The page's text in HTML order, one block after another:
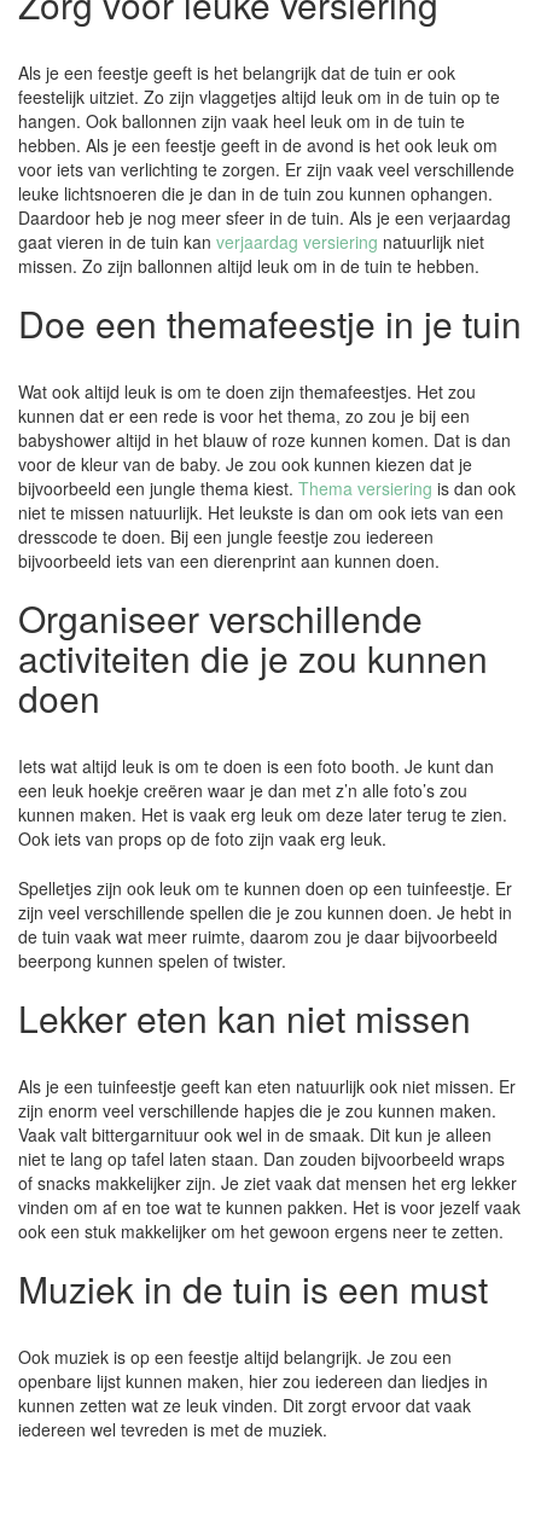
Als je een feestje geeft is het belangrijk dat de tuin er ook
feestelijk uitziet. Zo zijn vlaggetjes altijd leuk om in de tuin op te
hangen. Ook ballonnen zijn vaak heel leuk om in de tuin te
hebben. Als je een feestje geeft in de avond is het ook leuk om
voor iets van verlichting te zorgen. Er zijn vaak veel verschillende
leuke lichtsnoeren die je dan in de tuin zou kunnen ophangen.
Daardoor heb je nog meer sfeer in de tuin. Als je een verjaardag
gaat vieren in de tuin kan verjaardag versiering natuurlijk niet
missen. Zo zijn ballonnen altijd leuk om in de tuin te hebben.
Doe een themafeestje in je tuin
Wat ook altijd leuk is om te doen zijn themafeestjes. Het zou
kunnen dat er een rede is voor het thema, zo zou je bij een
babyshower altijd in het blauw of roze kunnen komen. Dat is dan
voor de kleur van de baby. Je zou ook kunnen kiezen dat je
bijvoorbeeld een jungle thema kiest. Thema versiering is dan ook
niet te missen natuurlijk. Het leukste is dan om ook iets van een
dresscode te doen. Bij een jungle feestje zou iedereen
bijvoorbeeld iets van een dierenprint aan kunnen doen.
Organiseer verschillende
activiteiten die je zou kunnen
doen
Iets wat altijd leuk is om te doen is een foto booth. Je kunt dan
een leuk hoekje creëren waar je dan met z’n alle foto’s zou
kunnen maken. Het is vaak erg leuk om deze later terug te zien.
Ook iets van props op de foto zijn vaak erg leuk.
Spelletjes zijn ook leuk om te kunnen doen op een tuinfeestje. Er
zijn veel verschillende spellen die je zou kunnen doen. Je hebt in
de tuin vaak wat meer ruimte, daarom zou je daar bijvoorbeeld
beerpong kunnen spelen of twister.
Lekker eten kan niet missen
Als je een tuinfeestje geeft kan eten natuurlijk ook niet missen. Er
zijn enorm veel verschillende hapjes die je zou kunnen maken.
Vaak valt bittergarnituur ook wel in de smaak. Dit kun je alleen
niet te lang op tafel laten staan. Dan zouden bijvoorbeeld wraps
of snacks makkelijker zijn. Je ziet vaak dat mensen het erg lekker
vinden om af en toe wat te kunnen pakken. Het is voor jezelf vaak
ook een stuk makkelijker om het gewoon ergens neer te zetten.
Muziek in de tuin is een must
Ook muziek is op een feestje altijd belangrijk. Je zou een
openbare lijst kunnen maken, hier zou iedereen dan liedjes in
kunnen zetten wat ze leuk vinden. Dit zorgt ervoor dat vaak
iedereen wel tevreden is met de muziek.